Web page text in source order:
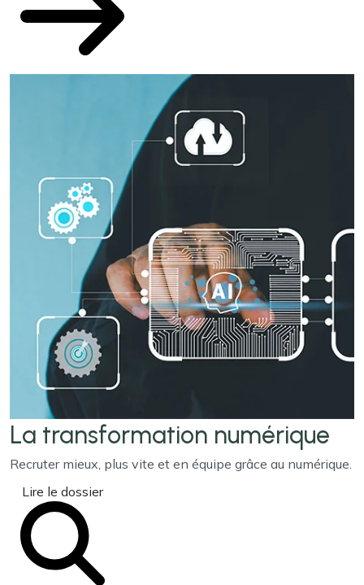
La transformation numérique
Recruter mieux, plus vite et en équipe grâce au numérique.
Lire le dossier